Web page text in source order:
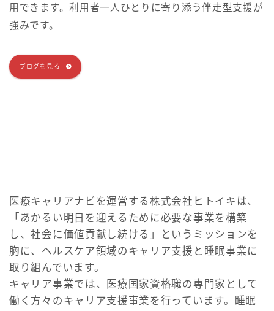
用できます。利用者一人ひとりに寄り添う伴走型支援が
強みです。
ブログを見る
医療キャリアナビを運営する株式会社ヒトイキは、
「あかるい明日を迎えるために必要な事業を構築
し、社会に価値貢献し続ける」というミッションを
胸に、ヘルスケア領域のキャリア支援と睡眠事業に
取り組んでいます。
キャリア事業では、医療国家資格職の専門家として
働く方々のキャリア支援事業を行っています。睡眠